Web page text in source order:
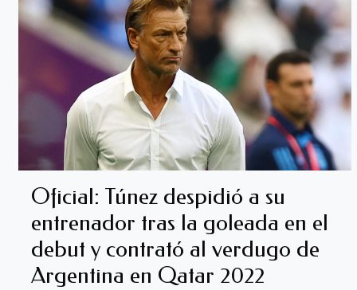
Oficial: Túnez despidió a su
entrenador tras la goleada en el
debut y contrató al verdugo de
Argentina en Qatar 2022